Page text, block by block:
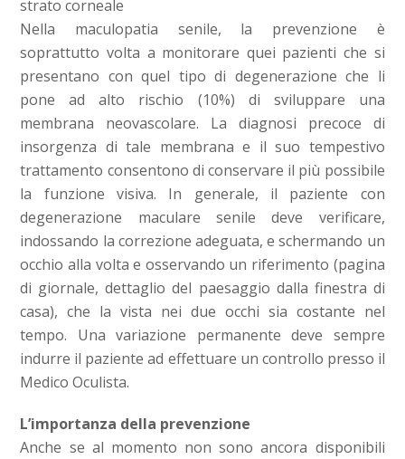
strato corneale
Nella maculopatia senile, la prevenzione è
soprattutto volta a monitorare quei pazienti che si
presentano con quel tipo di degenerazione che li
pone ad alto rischio (10%) di sviluppare una
membrana neovascolare. La diagnosi precoce di
insorgenza di tale membrana e il suo tempestivo
trattamento consentono di conservare il più possibile
la funzione visiva. In generale, il paziente con
degenerazione maculare senile deve verificare,
indossando la correzione adeguata, e schermando un
occhio alla volta e osservando un riferimento (pagina
di giornale, dettaglio del paesaggio dalla finestra di
casa), che la vista nei due occhi sia costante nel
tempo. Una variazione permanente deve sempre
indurre il paziente ad effettuare un controllo presso il
Medico Oculista.
L’importanza della prevenzione
Anche se al momento non sono ancora disponibili